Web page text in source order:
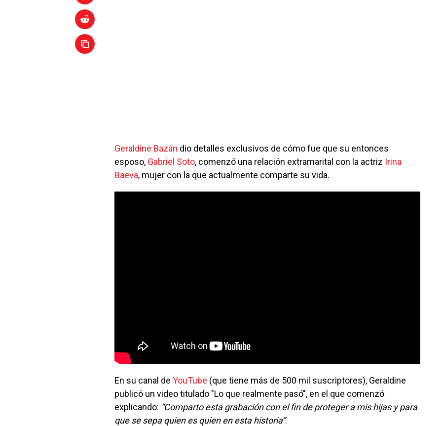
Geraldine Bazán dio detalles exclusivos de cómo fue que su entonces
esposo, Gabriel Soto, comenzó una relación extramarital con la actriz Irina
Baeva, mujer con la que actualmente comparte su vida.
En su canal de YouTube (que tiene más de 500 mil suscriptores), Geraldine
publicó un video titulado "Lo que realmente pasó", en el que comenzó
explicando: “Comparto esta grabación con el fin de proteger a mis hijas y para
que se sepa quien es quien en esta historia”.